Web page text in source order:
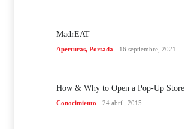
MadrEAT
Aperturas, Portada 16 septiembre, 2021
How & Why to Open a Pop-Up Store
Conocimiento 24 abril, 2015